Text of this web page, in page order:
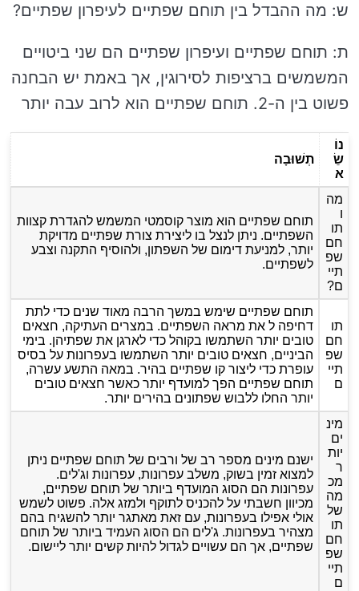
ש: מה ההבדל בין תוחם שפתיים לעיפרון שפתיים?
ת: תוחם שפתיים ועיפרון שפתיים הם שני ביטויים
המשמשים ברציפות לסירוגין, אך באמת יש הבחנה
פשוט בין ה-2. תוחם שפתיים הוא לרוב עבה יותר
נוֹ
שֵׂ
א
תְשׁוּבָה
מה
ו
תו
חם
שפ
תיי
ם?
תוחם שפתיים הוא מוצר קוסמטי המשמש להגדרת קצוות
השפתיים. ניתן לנצל בו ליצירת צורת שפתיים מדויקת
יותר, למניעת דימום של השפתון, ולהוסיף התקנה וצבע
לשפתיים.
תו
חם
שפ
תיי
ם
תוחם שפתיים שימש במשך הרבה מאוד שנים כדי לתת
דחיפה ל את מראה השפתיים. במצרים העתיקה, חצאים
טובים יותר השתמשו בקוהל כדי לארגן את שפתיהן. בימי
הביניים, חצאים טובים יותר השתמשו בעפרונות על בסיס
עופרת כדי ליצור קו שפתיים בהיר. במאה התשע עשרה,
תוחם שפתיים הפך למועדף יותר כאשר חצאים טובים
יותר החלו ללבוש שפתונים בהירים יותר.
מינ
ים
יות
ר
מכ
מה
של
תו
חם
שפ
תיי
ם
ישנם מינים מספר רב של ורבים של תוחם שפתיים ניתן
למצוא זמין בשוק, משלב עפרונות, עפרונות וג'לים.
עפרונות הם הסוג המועדף ביותר של תוחם שפתיים,
מכיוון חשבתי על להכניס לתוקף ולמזג אלה. פשוט לשמש
אולי אפילו בעפרונות, עם זאת מאתגר יותר להשגיח בהם
מצהיר בעפרונות. ג'לים הם הסוג העמיד ביותר של תוחם
שפתיים, אך הם עשויים לגדול להיות קשים יותר ליישום.